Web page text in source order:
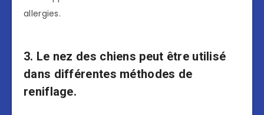
allergies.
3. Le nez des chiens peut être utilisé
dans différentes méthodes de
reniflage.